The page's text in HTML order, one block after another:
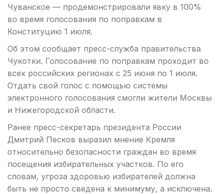
Чуванское — продемонстрировали явку в 100%
во время голосования по поправкам в
Конституцию 1 июля.
Об этом сообщает пресс-служба правительства
Чукотки. Голосование по поправкам проходит во
всех российских регионах с 25 июня по 1 июля.
Отдать свой голос с помощью системы
электронного голосования смогли жители Москвы
и Нижегородской области.
Ранее пресс-секретарь президента России
Дмитрий Песков выразил мнение Кремля
относительно безопасности граждан во время
посещения избирательных участков. По его
словам, угроза здоровью избирателей должна
быть не просто сведена к минимуму, а исключена.